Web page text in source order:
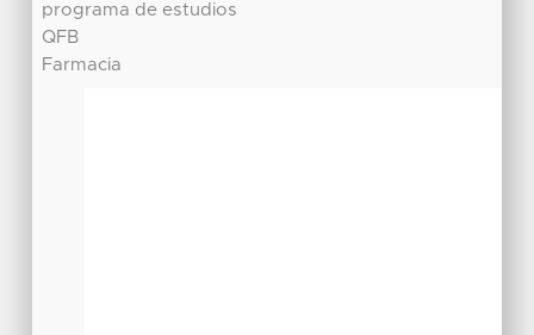
programa de estudios
QFB
Farmacia